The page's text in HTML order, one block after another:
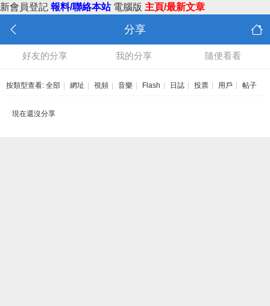
新會員登記 報料/聯絡本站 電腦版 主頁/最新文章
分享
好友的分享 我的分享 隨便看看
按類型查看: 全部 網址 視頻 音樂 Flash 日誌 投票 用戶 帖子
現在還沒分享